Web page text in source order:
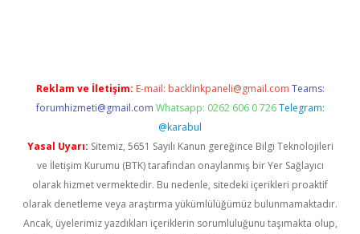
Reklam ve İletişim: E-mail: backlinkpaneli@gmail.com Teams:
forumhizmeti@gmail.com Whatsapp: 0262 606 0 726 Telegram:
@karabul
Yasal Uyarı: Sitemiz, 5651 Sayılı Kanun gereğince Bilgi Teknolojileri
ve İletişim Kurumu (BTK) tarafından onaylanmış bir Yer Sağlayıcı
olarak hizmet vermektedir. Bu nedenle, sitedeki içerikleri proaktif
olarak denetleme veya araştırma yükümlülüğümüz bulunmamaktadır.
Ancak, üyelerimiz yazdıkları içeriklerin sorumluluğunu taşımakta olup,